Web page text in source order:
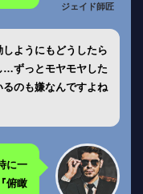
ジェイド師匠
しようにもどうしたら
…ずっとモヤモヤした
のも嫌なんですよね
に一
俯瞰